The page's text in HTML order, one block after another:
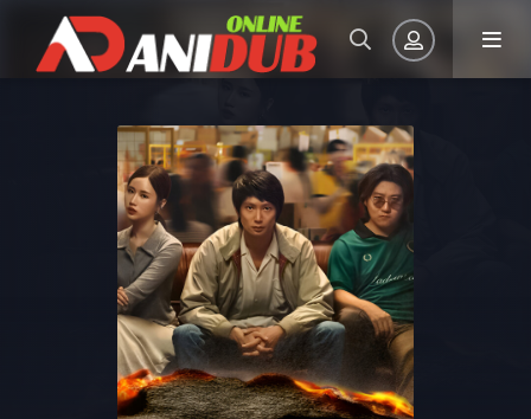
Авторизация
Запомнить
ВОЙТИ НА САЙТ